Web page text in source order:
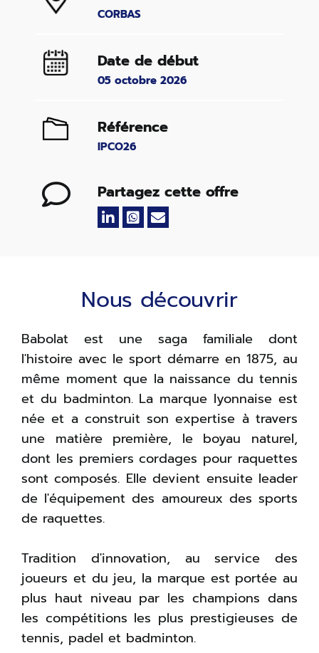
CORBAS
Date de début
05 octobre 2026
Référence
IPCO26
Partagez cette offre
Nous découvrir
Babolat est une saga familiale dont
l'histoire avec le sport démarre en 1875, au
même moment que la naissance du tennis
et du badminton. La marque lyonnaise est
née et a construit son expertise à travers
une matière première, le boyau naturel,
dont les premiers cordages pour raquettes
sont composés. Elle devient ensuite leader
de l'équipement des amoureux des sports
de raquettes.
Tradition d'innovation, au service des
joueurs et du jeu, la marque est portée au
plus haut niveau par les champions dans
les compétitions les plus prestigieuses de
tennis, padel et badminton.